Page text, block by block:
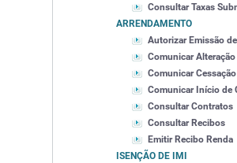
Consultar Taxas
ARRENDAMENTO
Autorizar Emissão
Comunicar
Comunicar
Comunicar Início de
Consultar Contratos
Consultar Recibos
Emitir Recibo Renda
ISENÇÃO DE IMI